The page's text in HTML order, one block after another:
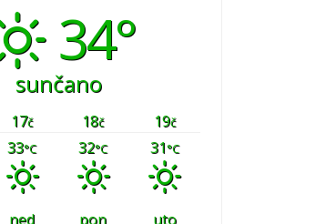
34°
sunčano
17č 18č 19č
33°C 32°C 31°C
ned pon
uto